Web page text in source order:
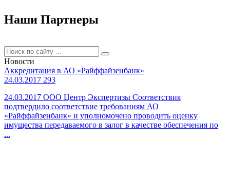
Наши Партнеры
Новости
Аккредитация в АО «Райффайзенбанк»
24.03.2017 293
24.03.2017 ООО Центр Экспертизы Соответствия
подтвердило соответствие требованиям АО
«Райффайзенбанк» и уполномочено проводить оценку
имущества передаваемого в залог в качестве обеспечения по
...